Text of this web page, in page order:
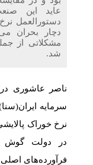
عاید این
دستورالعمل
دچار بحران
مشکلاتی از
شد.
ناصر عاشوری در
سرمایه
نرخ خوراک
در دولت گوش
فرآورده‌های اصلی